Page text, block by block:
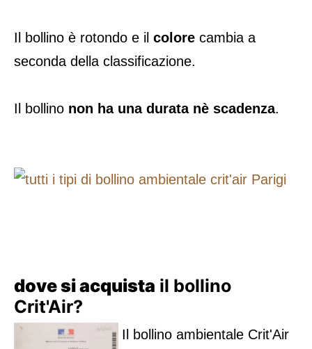
Il bollino è rotondo e il colore cambia a
seconda della classificazione.
Il bollino non ha una durata nè scadenza.
dove si acquista il bollino
Crit'Air?
Il bollino ambientale Crit'Air